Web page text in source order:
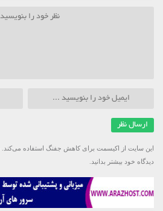
این سایت از اکیسمت برای کاهش جفنگ استفاده می‌کند.
دیدگاه خود بیشتر بدانید.